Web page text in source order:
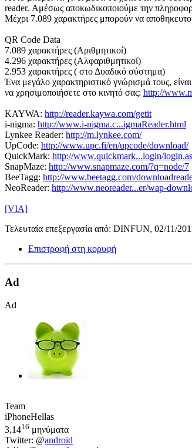
reader. Αμέσως αποκωδικοποιούμε την
Μέχρι 7.089 χαρακτήρες μπορούν να
QR Code Data
7.089 χαρακτήρες (Αριθμητικοί)
4.296 χαρακτήρες (Αλφαριθμητικοί)
2.953 χαρακτήρες ( στο Δυαδικό σύστημα)
Ένα μεγάλο χαρακτηριστικό γνώρισμά τους,
να χρησιμοποιήσετε στο κινητό σας: http://
KAYWA: http://reader.kaywa.com/getit
i-nigma: http://www.i-nigma.c...igmaReader.html
Lynkee Reader: http://m.lynkee.com/
UpCode: http://www.upc.fi/en/upcode/download/
QuickMark: http://www.quickmark...login/
SnapMaze: http://www.snapmaze.com/?q=node/7
BeeTagg: http://www.beetagg.com/
NeoReader: http://www.neoreader...er/wap-
[VIA]
Τελευταία επεξεργασία από: DINFUN, 02/11/
Επιστροφή στη κορυφή
Ad
Ad
Team
iPhoneHellas
3,1416 μηνύματα
Twitter: @android